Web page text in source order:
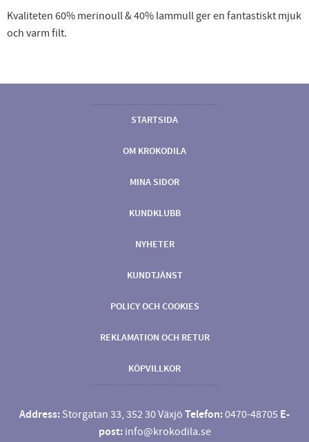
Kvaliteten 60% merinoull & 40% lammull ger en fantastiskt mjuk
och varm filt.
STARTSIDA
OM KROKODILA
MINA SIDOR
KUNDKLUBB
NYHETER
KUNDTJÄNST
POLICY OCH COOKIES
REKLAMATION OCH RETUR
KÖPVILLKOR
Address: Storgatan 33, 352 30 Växjö Telefon:0470-48705 E-
post: info@krokodila.se